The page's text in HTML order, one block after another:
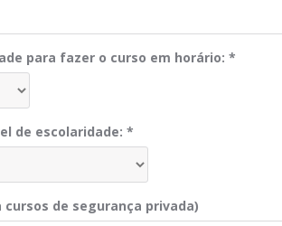
para fazer o curso em horário: *
de escolaridade: *
cursos de segurança privada)